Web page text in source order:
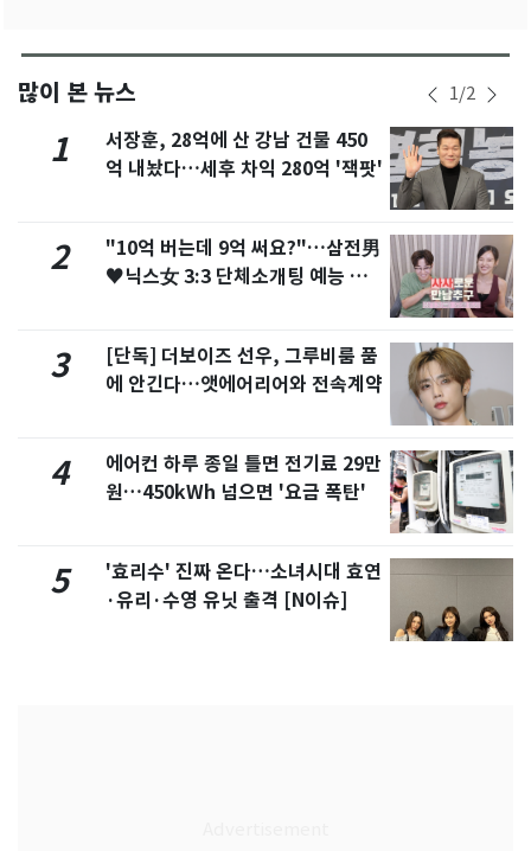
많이 본 뉴스 1/2
1
서장훈, 28억에 산 강남 건물 450
억 내놨다…세후 차익 280억 '잭팟'
2
"10억 버는데 9억 써요?"…삼전男
♥닉스女 3:3 단체소개팅 예능 화
3
[단독] 더보이즈 선우, 그루비룸 품
에 안긴다…앳에어리어와 전속계약
4
에어컨 하루 종일 틀면 전기료 29만
원…450kWh 넘으면 '요금 폭탄'
5
'효리수' 진짜 온다…소녀시대 효연
·유리·수영 유닛 출격 [N이슈]